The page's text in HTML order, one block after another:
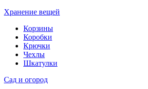
Хранение вещей
Корзины
Коробки
Крючки
Чехлы
Шкатулки
Сад и огород